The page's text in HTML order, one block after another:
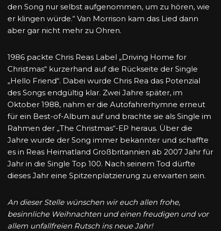
den Song nur selbst aufgenommen, um zu hören, wie
er klingen würde.“ Van Morrison kam das Lied dann
aber gar nicht mehr zu Ohren.
1986 packte Chris Reas Label „Driving Home for
Christmas“ kurzerhand auf die Rückseite der Single
„Hello Friend“. Dabei wurde Chris Rea das Potenzial
des Songs endgültig klar. Zwei Jahre später, im
Oktober 1988, nahm er die Autofahrerhymne erneut
für ein Best-of-Album auf und brachte sie als Single im
Rahmen der „The Christmas“-EP heraus. Über die
Jahre wurde der Song immer bekannter und schaffte
es in Reas Heimatland Großbritannien ab 2007 Jahr für
Jahr in die Single Top 100. Nach seinem Tod dürfte
dieses Jahr eine Spitzenplatzierung zu erwarten sein.
An dieser Stelle wünschen wir euch allen frohe,
besinnliche Weihnachten und einen freudigen und vor
allem unfallfreien Rutsch ins neue Jahr!